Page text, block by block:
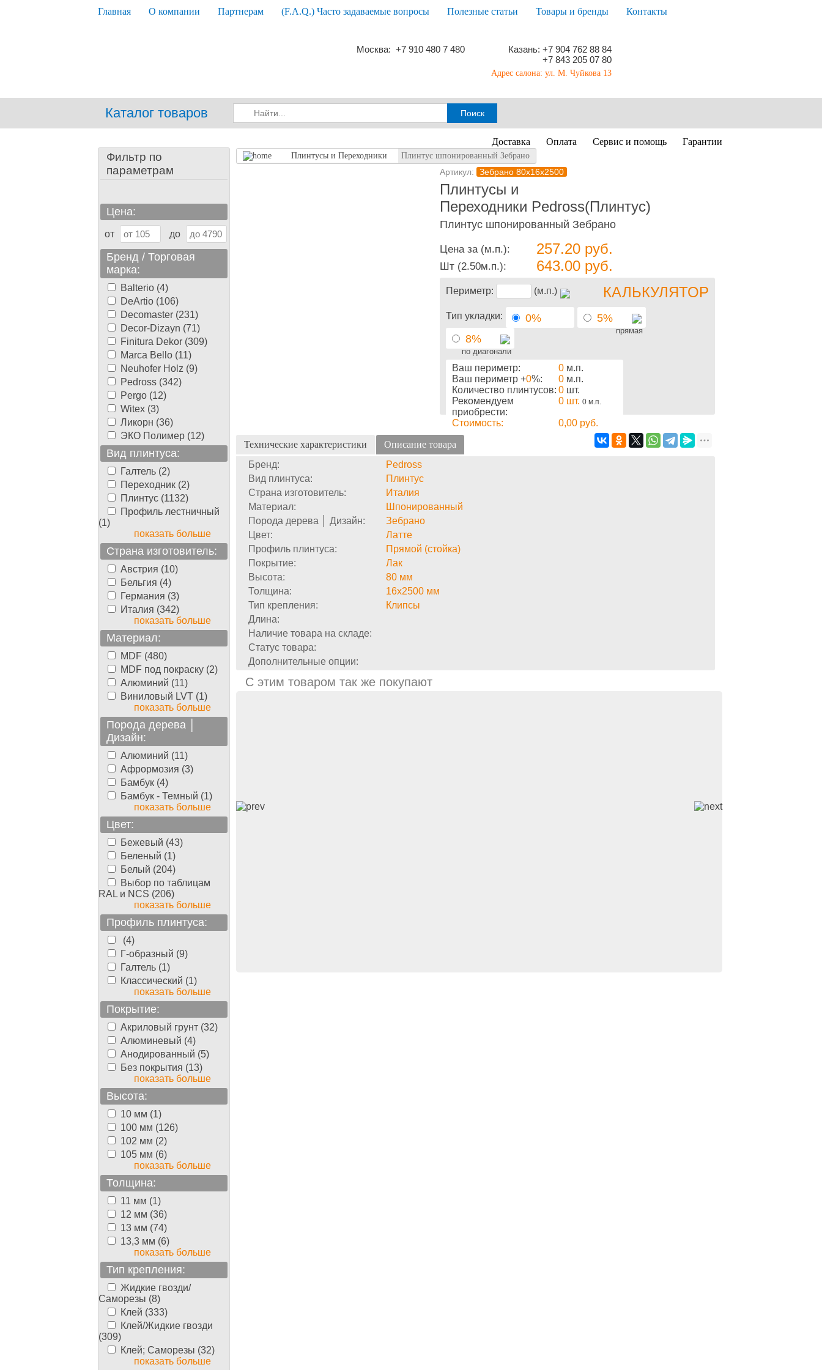
Главная О компании Партнерам (F.A.Q.) Часто задаваемые вопросы Полезные статьи Товары и бренды Контакты
Москва: +7 910 480 7 480
Казань: +7 904 762 88 84
+7 843 205 07 80
Адрес салона: ул. М. Чуйкова 13
Каталог товаров
Доставка Оплата Сервис и помощь Гарантии
Фильтр по
параметрам
Цена:
от до
Бренд / Торговая
марка:
Balterio (4)
DeArtio (106)
Decomaster (231)
Decor-Dizayn (71)
Finitura Dekor (309)
Marca Bello (11)
Neuhofer Holz (9)
Pedross (342)
Pergo (12)
Witex (3)
Ликорн (36)
ЭКО Полимер (12)
Вид плинтуса:
Галтель (2)
Переходник (2)
Плинтус (1132)
Профиль лестничный
(1)
показать больше
Страна изготовитель:
Австрия (10)
Бельгия (4)
Германия (3)
Италия (342)
показать больше
Материал:
MDF (480)
MDF под покраску (2)
Алюминий (11)
Виниловый LVT (1)
показать больше
Порода дерева │
Дизайн:
Алюминий (11)
Афрормозия (3)
Бамбук (4)
Бамбук - Темный (1)
показать больше
Цвет:
Бежевый (43)
Беленый (1)
Белый (204)
Выбор по таблицам
RAL и NCS (206)
показать больше
Профиль плинтуса:
(4)
Г-образный (9)
Галтель (1)
Классический (1)
показать больше
Покрытие:
Акриловый грунт (32)
Алюминевый (4)
Анодированный (5)
Без покрытия (13)
показать больше
Высота:
10 мм (1)
100 мм (126)
102 мм (2)
105 мм (6)
показать больше
Толщина:
11 мм (1)
12 мм (36)
13 мм (74)
13,3 мм (6)
показать больше
Тип крепления:
Жидкие гвозди/
Саморезы (8)
Клей (333)
Клей/Жидкие гвозди
(309)
Клей; Саморезы (32)
показать больше
Плинтусы и Переходники Плинтус шпонированный Зебрано
Артикул: Зебрано 80x16x2500
Плинтусы и
Переходники Pedross(Плинтус)
Плинтус шпонированный Зебрано
Цена за (м.п.): 257.20руб.
Шт (2.50м.п.): 643.00руб.
Периметр: (м.п.) КАЛЬКУЛЯТОР
Тип укладки: 0% 5%
прямая
8%
по диагонали
Ваш периметр: 0 м.п.
Ваш периметр +0%: 0 м.п.
Количество плинтусов: 0 шт.
Рекомендуем
приобрести:
0 шт. 0 м.п.
Стоимость: 0,00 руб.
Технические характеристики
Описание товара
Бренд:
Pedross
Вид плинтуса:
Плинтус
Страна изготовитель:
Италия
Материал:
Шпонированный
Порода дерева │ Дизайн:
Зебрано
Цвет:
Латте
Профиль плинтуса:
Прямой (стойка)
Покрытие:
Лак
Высота:
80 мм
Толщина:
16х2500 мм
Тип крепления:
Клипсы
Длина:
Наличие товара на складе:
Статус товара:
Дополнительные опции:
С этим товаром так же покупают
Паркетная доска Parquet-
Бук 3-х полосный
х полосный, 2400 мм, 14 мм,
Лак полуматовый
1820.00руб./м2